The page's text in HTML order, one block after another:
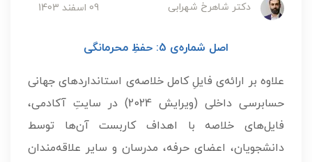
دکتر شاهرخ شهرابی 09 اسفند 1403
اصل شماره‌ی 5: حفظِ محرمانگی
علاوه بر ارائه‌ی فایلِ کامل خلاصه‌ی استانداردهای جهانی
حسابرسی داخلی (ویرایش 2024) در سایتِ آکادمی،
فایل‌های خلاصه با اهداف کاربست آن‌ها توسط
دانشجویان، اعضای حرفه، مدرسان و سایر علاقه‌مندان